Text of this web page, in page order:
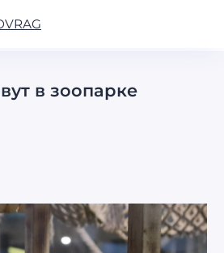
в зоопарке